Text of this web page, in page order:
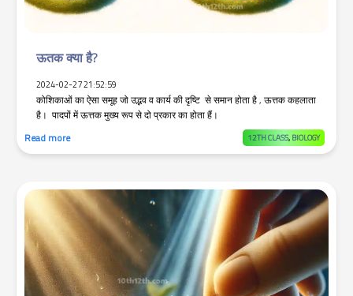
ऊतक क्या है?
2024-02-27 21:52:59
कोशिकाओं का ऐसा समूह जो उद्भव व कार्य की दृष्टि से समान होता है , ऊत्तक कहलाता
है। पादपों में ऊत्तक मुख्य रूप से दो प्रकार का होता हैं।
Read more
12TH CLASS, BIOLOGY